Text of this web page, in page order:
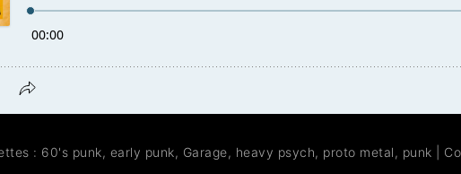
: 60's punk, early punk, Garage, heavy psych, proto metal , punk